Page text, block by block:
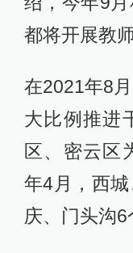
都将开展教
在2021年8
大比例推进
区、密云区
年4月，西
庆、门头沟6